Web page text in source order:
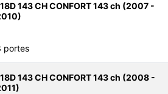
143 CH CONFORT 143 ch (2007 -
portes
143 CH CONFORT 143 ch (2008 -